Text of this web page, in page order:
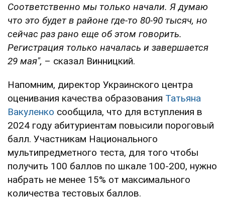
Соответственно мы только начали. Я думаю
что это будет в районе где-то 80-90 тысяч, но
сейчас раз рано еще об этом говорить.
Регистрация только началась и завершается
29 мая", – сказал Винницкий.
Напомним, директор Украинского центра
оценивания качества образования Татьяна
Вакуленко сообщила, что для вступления в
2024 году абитуриентам повысили пороговый
балл. Участникам Национального
мультипредметного теста, для того чтобы
получить 100 баллов по шкале 100-200, нужно
набрать не менее 15% от максимального
количества тестовых баллов.